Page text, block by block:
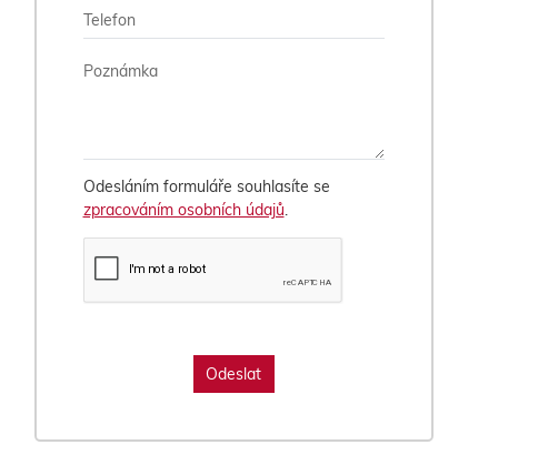
Odesláním formuláře souhlasíte se
zpracováním osobních údajů.